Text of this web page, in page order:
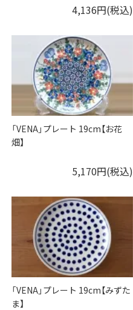
4,136円(税込)
「VENA」プレート 19cm【お花
畑】
5,170円(税込)
「VENA」プレート 19cm【みずた
ま】